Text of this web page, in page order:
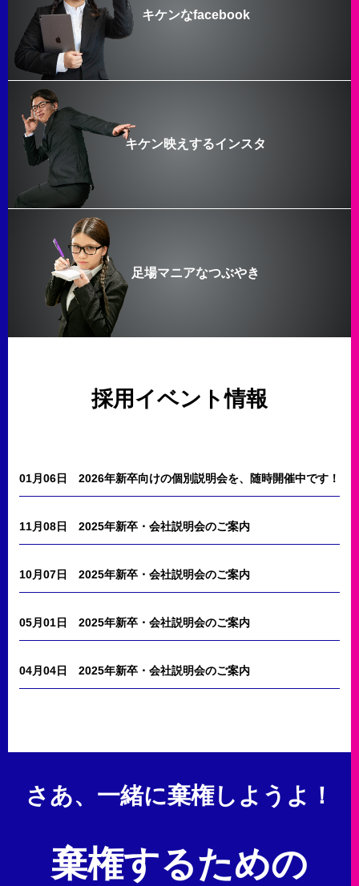
キケンなfacebook
キケン映えするインスタ
足場マニアなつぶやき
採用イベント情報
01月06日 2026年新卒向けの個別説明会を、随時開催中です！
11月08日 2025年新卒・会社説明会のご案内
10月07日 2025年新卒・会社説明会のご案内
05月01日 2025年新卒・会社説明会のご案内
04月04日 2025年新卒・会社説明会のご案内
さあ、一緒に棄権しようよ！
棄権するための